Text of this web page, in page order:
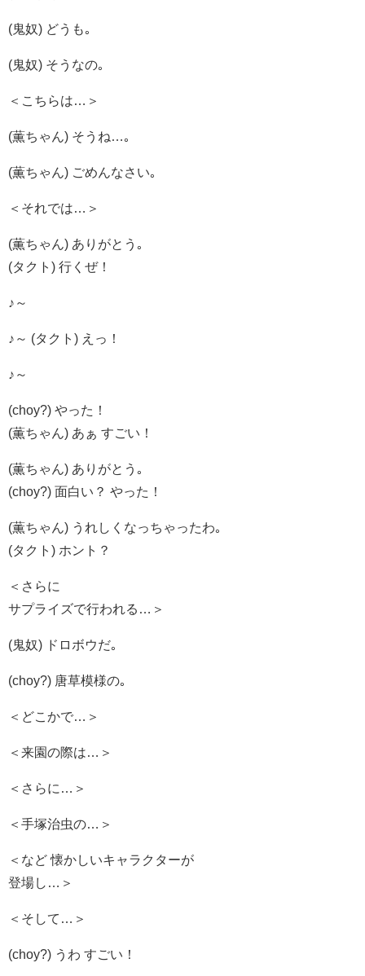
(鬼奴) どうも｡
(鬼奴) そうなの｡
＜こちらは…＞
(薫ちゃん) そうね…｡
(薫ちゃん) ごめんなさい｡
＜それでは…＞
(薫ちゃん) ありがとう｡
(タクト) 行くぜ！
♪～
♪～ (タクト) えっ！
♪～
(choy?) やった！
(薫ちゃん) あぁ すごい！
(薫ちゃん) ありがとう｡
(choy?) 面白い？ やった！
(薫ちゃん) うれしくなっちゃったわ｡
(タクト) ホント？
＜さらに
サプライズで行われる…＞
(鬼奴) ドロボウだ｡
(choy?) 唐草模様の｡
＜どこかで…＞
＜来園の際は…＞
＜さらに…＞
＜手塚治虫の…＞
＜など 懐かしいキャラクターが
登場し…＞
＜そして…＞
(choy?) うわ すごい！